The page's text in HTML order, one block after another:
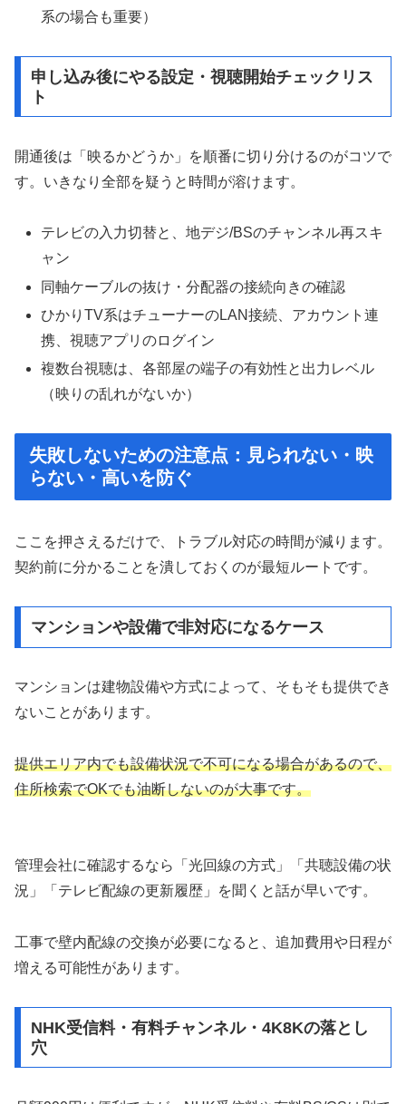
系の場合も重要）
申し込み後にやる設定・視聴開始チェックリス
ト
開通後は「映るかどうか」を順番に切り分けるのがコツで
す。いきなり全部を疑うと時間が溶けます。
テレビの入力切替と、地デジ/BSのチャンネル再スキ
ャン
同軸ケーブルの抜け・分配器の接続向きの確認
ひかりTV系はチューナーのLAN接続、アカウント連
携、視聴アプリのログイン
複数台視聴は、各部屋の端子の有効性と出力レベル
（映りの乱れがないか）
失敗しないための注意点：見られない・映
らない・高いを防ぐ
ここを押さえるだけで、トラブル対応の時間が減ります。
契約前に分かることを潰しておくのが最短ルートです。
マンションや設備で非対応になるケース
マンションは建物設備や方式によって、そもそも提供でき
ないことがあります。
提供エリア内でも設備状況で不可になる場合があるので、
住所検索でOKでも油断しないのが大事です。
管理会社に確認するなら「光回線の方式」「共聴設備の状
況」「テレビ配線の更新履歴」を聞くと話が早いです。
工事で壁内配線の交換が必要になると、追加費用や日程が
増える可能性があります。
NHK受信料・有料チャンネル・4K8Kの落とし
穴